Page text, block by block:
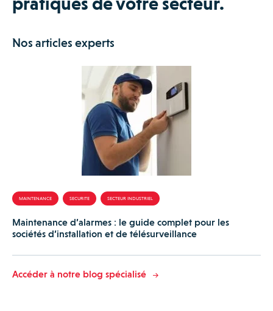
Nos articles experts
MAINTENANCE SECURITE SECTEUR INDUSTRIEL
Maintenance d’alarmes : le guide complet pour les
sociétés d’installation et de télésurveillance
Accéder à notre blog spécialisé